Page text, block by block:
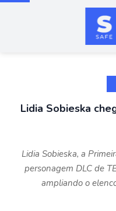
Lidia Sobieska
Lidia Sobieska, a
personagem DLC de
ampliando o